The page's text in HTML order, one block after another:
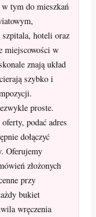
w tym do mieszkań
hoteli oraz
miejscowości w
znają układ
szybko i
proste.
podać adres
dołączyć
Oferujemy
złożonych
przy
bukiet
wręczenia